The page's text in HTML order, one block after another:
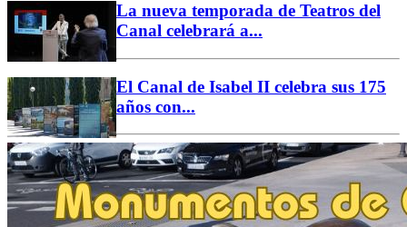
La nueva temporada de Teatros del
Canal celebrará a...
El Canal de Isabel II celebra sus 175
años con...